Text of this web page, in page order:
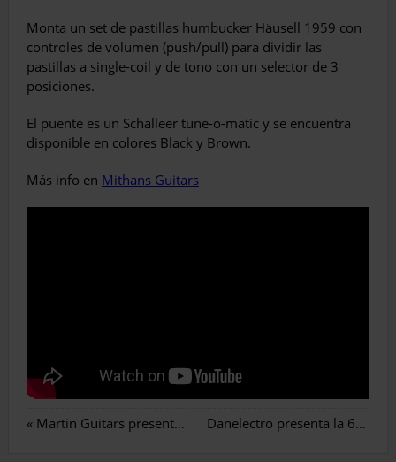
Monta un set de pastillas humbucker Häusell 1959 con
controles de volumen (push/pull) para dividir las
pastillas a single-coil y de tono con un selector de 3
posiciones.
El puente es un Schalleer tune-o-matic y se encuentra
disponible en colores Black y Brown.
Más info en Mithans Guitars
« Martin Guitars presenta la D-16E Rock The Vote Special Edition Model Danelectro presenta la 64XT